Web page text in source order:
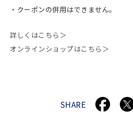
・クーポンの併用はできません。
詳しくはこちら＞
オンラインショップはこちら＞
SHARE